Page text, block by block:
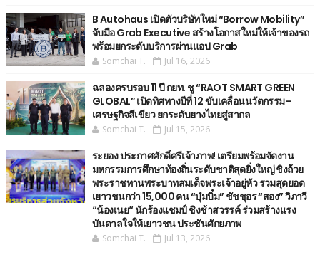
B Autohaus เปิดตัวบริษัทใหม่ “Borrow Mobility”
จับมือ Grab Executive สร้างโอกาสใหม่ให้เจ้าของรถ
พร้อมยกระดับบริการผ่านแอป Grab
Somchai T. Jul 16, 2026
ฉลองครบรอบ 11 ปี กยท. ชู “RAOT SMART GREEN
GLOBAL” เปิดทิศทางปีที่ 12 ขับเคลื่อนนวัตกรรม–
เศรษฐกิจสีเขียว ยกระดับยางไทยสู่สากล
Somchai T. Jul 15, 2026
ระยอง ประกาศศักดิ์ศรีเจ้าภาพ! เตรียมพร้อมจัดงาน
มหกรรมการศึกษาท้องถิ่นระดับชาติสุดยิ่งใหญ่ ชิงถ้วย
พระราชทานพระบาทสมเด็จพระเจ้าอยู่หัว รวมสุดยอด
เยาวชนกว่า 15,000 คน “บุ๋มบิ๋ม” ชัชชุอร “สอง” วิภาวี
“น้องเนย“ นักร้องแชมป์ ชิงช้าสวรรค์ ร่วมสร้างแรง
บันดาลใจให้เยาวชน ประชันศักยภาพ
Somchai T. Jul 13, 2026